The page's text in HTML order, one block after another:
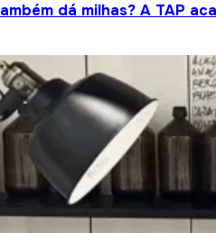
dá milhas? A TAP